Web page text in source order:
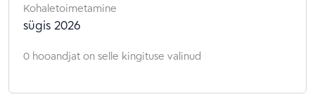
Kohaletoimetamine
sügis 2026
0 hooandjat on selle kingituse valinud